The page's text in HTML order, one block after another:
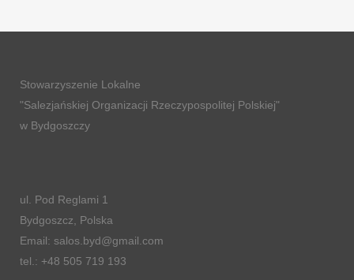
Stowarzyszenie Lokalne
"Salezjańskiej Organizacji Rzeczypospolitej Polskiej"
w Bydgoszczy
ul. Pod Reglami 1
Bydgoszcz, Polska
Email: salos.byd@gmail.com
tel.: +48 505 719 193